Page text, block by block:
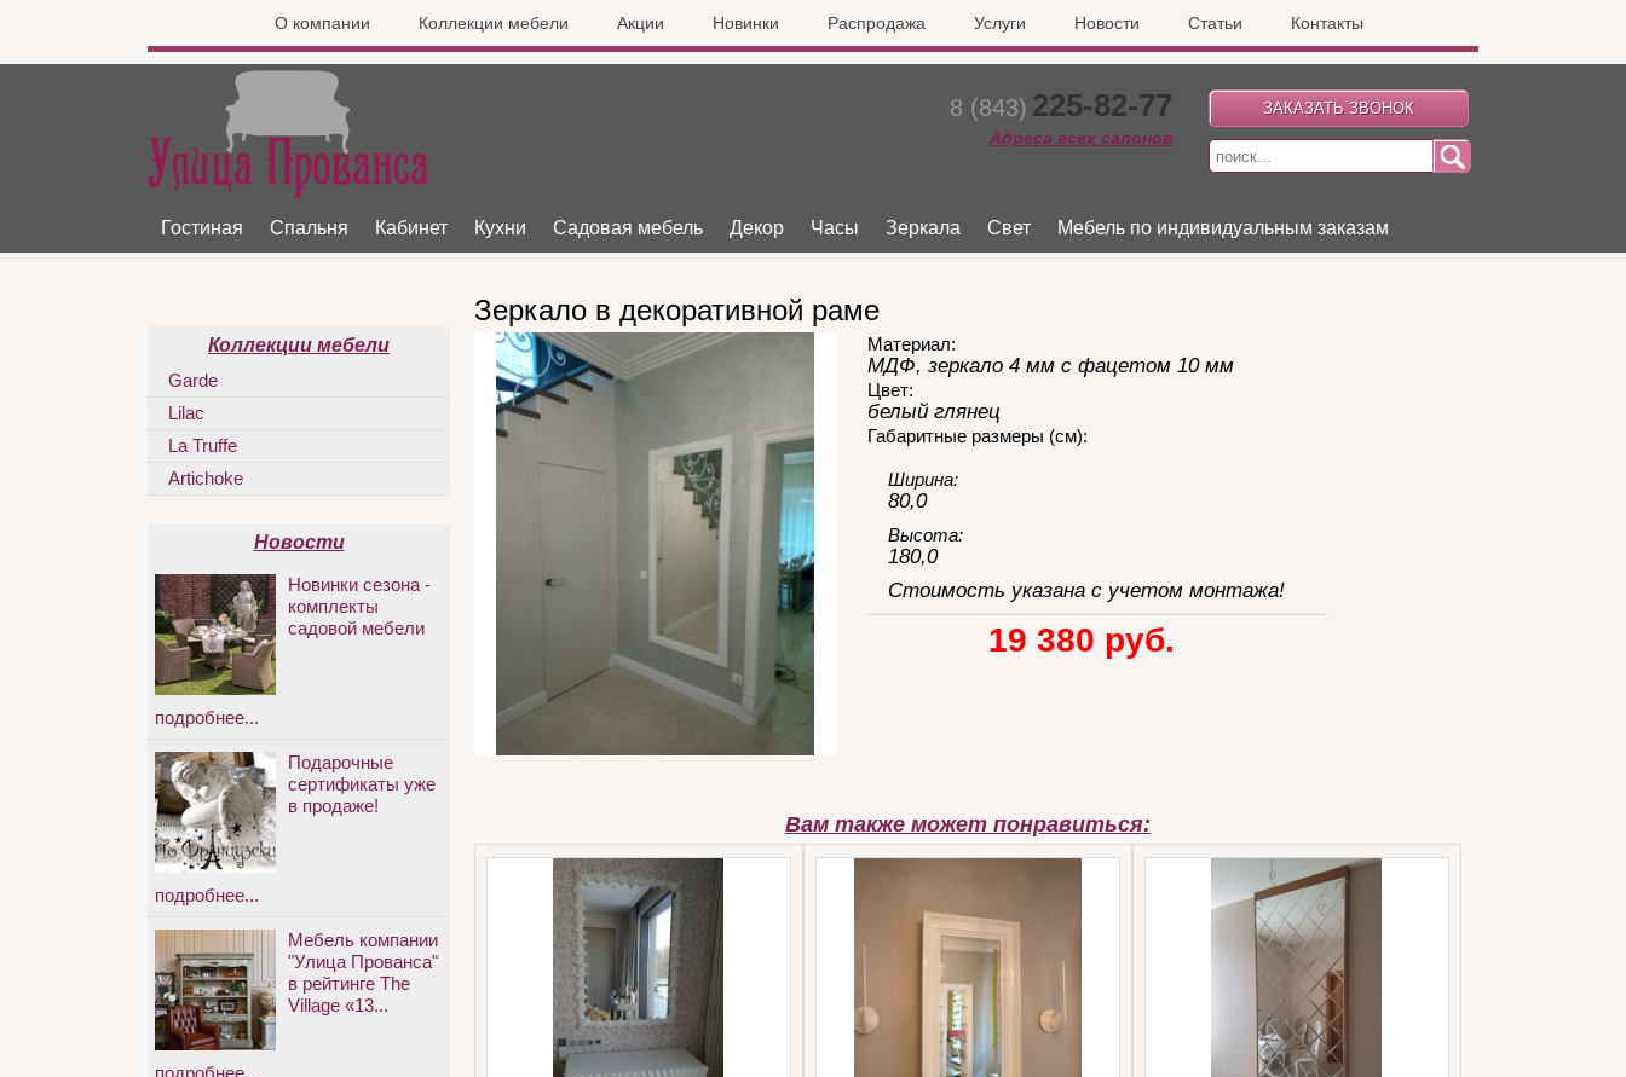
О компании Коллекции мебели Акции Новинки Распродажа Услуги Новости Статьи Контакты
8 (843) 225-82-77
Адреса всех салонов
Гостиная Спальня Кабинет Кухни Садовая мебель Декор Часы Зеркала Свет Мебель по индивидуальным заказам
Зеркало в декоративной раме
Материал:
МДФ, зеркало 4 мм с фацетом 10 мм
Цвет:
белый глянец
Габаритные размеры (см):
Ширина:
80,0
Высота:
180,0
Стоимость указана с учетом монтажа!
19 380 руб.
Вам также может понравиться:
Коллекции мебели
Garde
Lilac
La Truffe
Artichoke
Новости
Новинки сезона -
комплекты
садовой мебели
подробнее...
Подарочные
сертификаты уже
в продаже!
подробнее...
Мебель компании
"Улица Прованса"
в рейтинге The
Village «13...